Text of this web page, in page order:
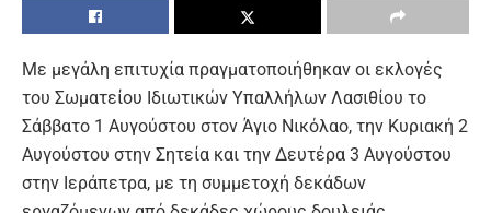
Με μεγάλη επιτυχία πραγματοποιήθηκαν οι εκλογές
του Σωματείου Ιδιωτικών Υπαλλήλων Λασιθίου το
Σάββατο 1 Αυγούστου στον Άγιο Νικόλαο, την Κυριακή 2
Αυγούστου στην Σητεία και την Δευτέρα 3 Αυγούστου
στην Ιεράπετρα, με τη συμμετοχή δεκάδων